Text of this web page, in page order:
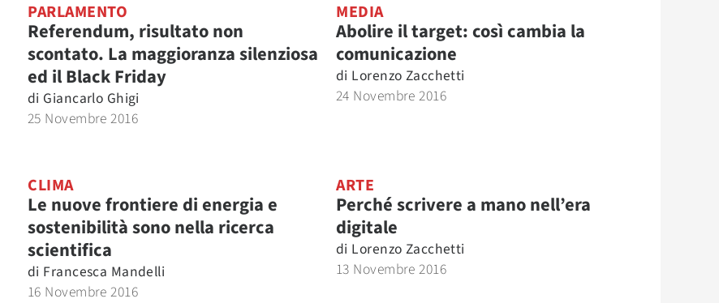
PARLAMENTO
Referendum, risultato non
scontato. La maggioranza silenziosa
ed il Black Friday
di Giancarlo Ghigi
25 Novembre 2016
MEDIA
Abolire il target: così cambia la
comunicazione
di Lorenzo Zacchetti
24 Novembre 2016
CLIMA
Le nuove frontiere di energia e
sostenibilità sono nella ricerca
scientifica
di Francesca Mandelli
16 Novembre 2016
ARTE
Perché scrivere a mano nell’era
digitale
di Lorenzo Zacchetti
13 Novembre 2016